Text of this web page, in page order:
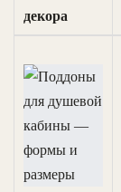
декора